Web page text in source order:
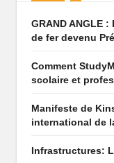
ai
GRAND ANGLE
de fer devenu
Comment
scolaire et
Manifeste de
international de
Infrastructures: